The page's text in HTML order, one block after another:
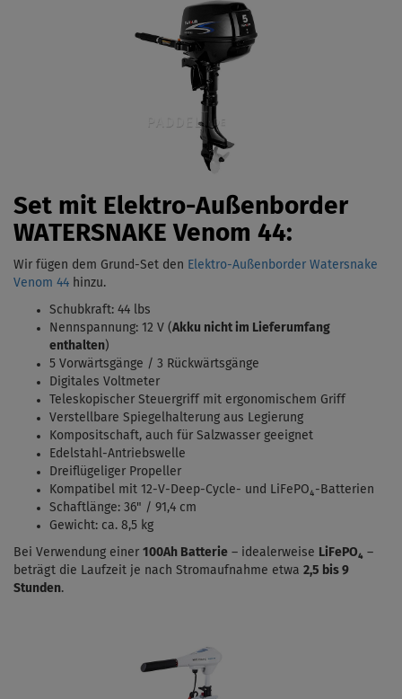
Set mit Elektro-Außenborder
WATERSNAKE Venom 44:
Wir fügen dem Grund-Set den Elektro-Außenborder Watersnake
Venom 44 hinzu.
Schubkraft: 44 lbs
Nennspannung: 12 V (Akku nicht im Lieferumfang
enthalten)
5 Vorwärtsgänge / 3 Rückwärtsgänge
Digitales Voltmeter
Teleskopischer Steuergriff mit ergonomischem Griff
Verstellbare Spiegelhalterung aus Legierung
Kompositschaft, auch für Salzwasser geeignet
Edelstahl-Antriebswelle
Dreiflügeliger Propeller
Kompatibel mit 12-V-Deep-Cycle- und LiFePO₄-Batterien
Schaftlänge: 36" / 91,4 cm
Gewicht: ca. 8,5 kg
Bei Verwendung einer 100Ah Batterie – idealerweise LiFePO₄ –
beträgt die Laufzeit je nach Stromaufnahme etwa 2,5 bis 9
Stunden.